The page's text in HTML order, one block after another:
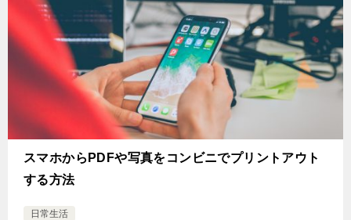
スマホからPDFや写真をコンビニでプリントアウト
する方法
日常生活